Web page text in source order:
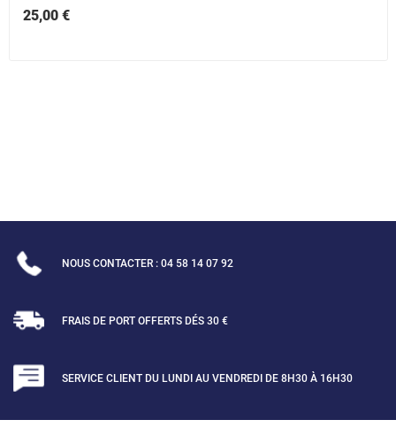
25,00 €
NOUS CONTACTER : 04 58 14 07 92
FRAIS DE PORT OFFERTS DÉS 30 €
SERVICE CLIENT DU LUNDI AU VENDREDI DE 8H30 À 16H30